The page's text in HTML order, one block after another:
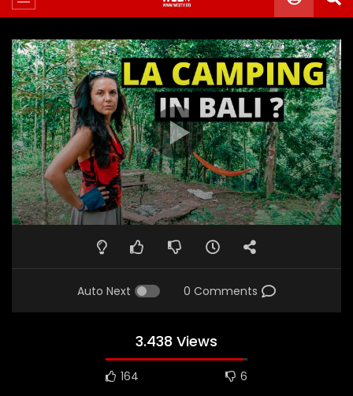
Auto Next 0 Comments
3.438 Views
164 6